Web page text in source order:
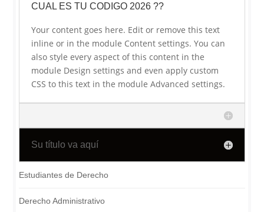
CUAL ES TU CODIGO 2026 ??
Your content goes here. Edit or remove this text
inline or in the module Content settings. You can
also style every aspect of this content in the
module Design settings and even apply custom
CSS to this text in the module Advanced settings.
Su título va aquí
Estudiantes de Derecho
Derecho Administrativo